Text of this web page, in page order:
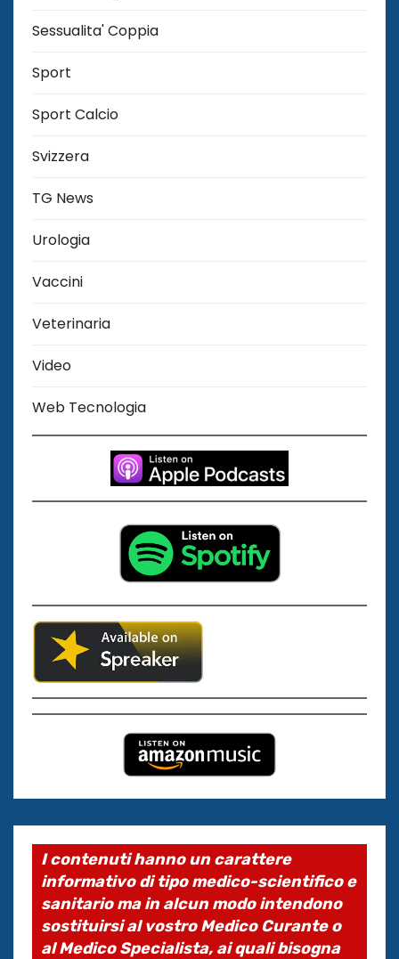
Sessualita' Coppia
Sport
Sport Calcio
Svizzera
TG News
Urologia
Vaccini
Veterinaria
Video
Web Tecnologia
I contenuti hanno un carattere
informativo di tipo medico-scientifico e
sanitario ma in alcun modo intendono
sostituirsi al vostro Medico Curante o
al Medico Specialista, ai quali bisogna